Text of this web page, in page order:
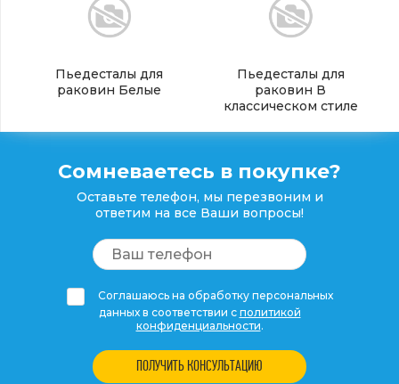
Пьедесталы для
раковин Белые
Пьедесталы для
раковин В
классическом стиле
Сомневаетесь в покупке?
Оставьте телефон, мы перезвоним и
ответим на все Ваши вопросы!
Соглашаюсь на обработку персональных
данных в соответствии с политикой
конфиденциальности.
ПОЛУЧИТЬ КОНСУЛЬТАЦИЮ